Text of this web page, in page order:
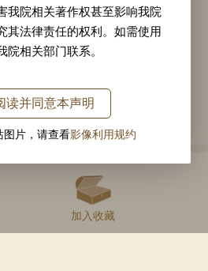
派，在花鸟画坛上影响了明
。
作家详情
加入收藏
我院相关著作权甚至影响我院
其法律责任的权利。如需使用
院相关部门联系。
载、引用、摘编等方式使用本
故宫博物院的书面同意，在转
minghuaji.dpm.org.cn。未经
人的书面许可，不得修改所使
读并同意本声明
图片，请查看影像利用规约